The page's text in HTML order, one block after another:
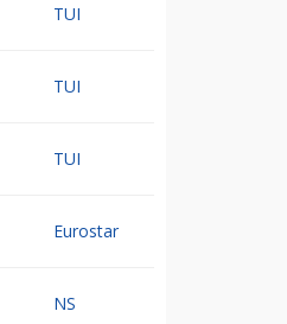
TUI
TUI
TUI
Eurostar
NS